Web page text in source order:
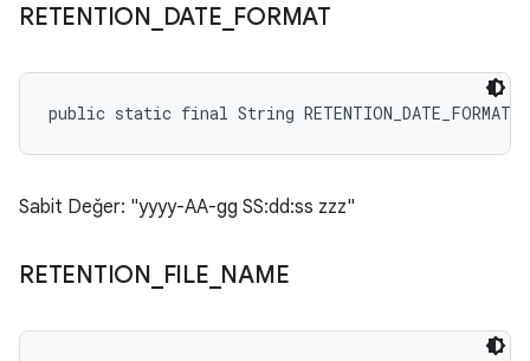
RETENTION DATE FORMAT
public static final String RETENTION_DATE_FORMAT
Sabit Değer: "yyyy-AA-gg SS:dd:ss zzz"
RETENTION FILE NAME